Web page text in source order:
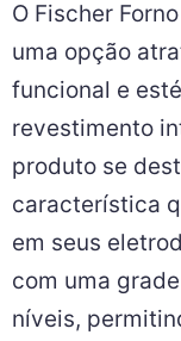
O Fischer
uma opção
funcional e
revestimento
produto se
característica
em seus
com uma
níveis,